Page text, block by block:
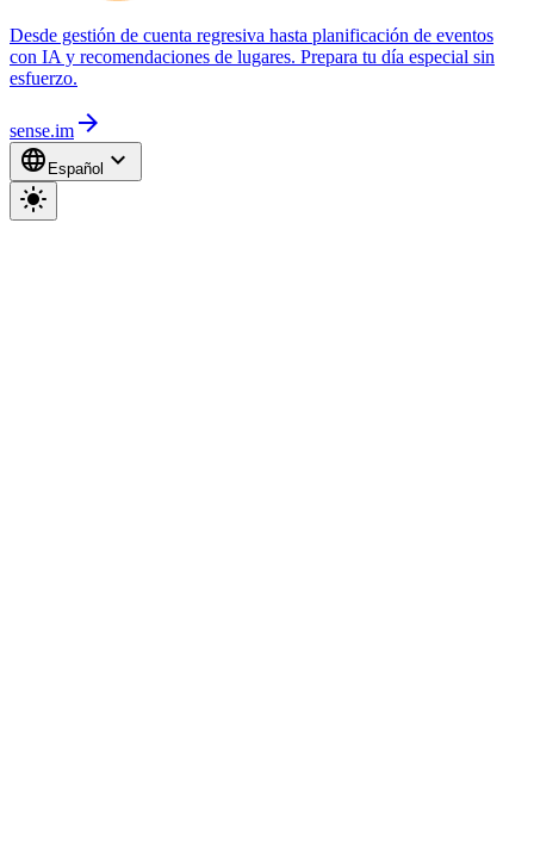
Desde gestión de cuenta regresiva hasta planificación de eventos
con IA y recomendaciones de lugares. Prepara tu día especial sin
esfuerzo.
sense.im arrow_forward
language Español expand_more
light_mode